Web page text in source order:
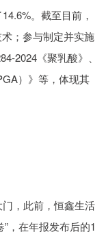
。截至目前，
；参与制定并实施
2024《聚乳酸》、
）》等，体现其
，此前，恒鑫生活
，在年报发布后的1